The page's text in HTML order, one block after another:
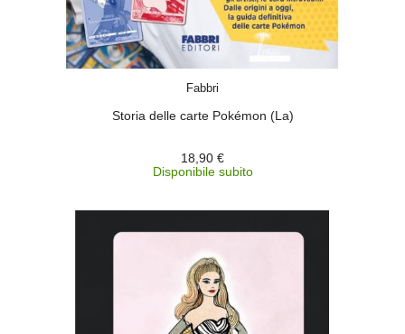
Fabbri
Storia delle carte Pokémon (La)
18,90 €
Disponibile subito